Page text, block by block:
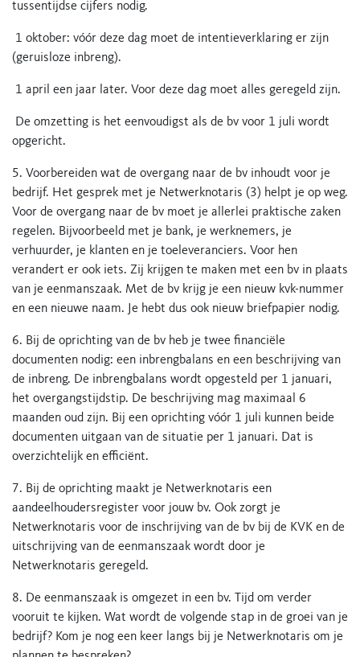
tussentijdse cijfers nodig.
1 oktober: vóór deze dag moet de intentieverklaring er zijn
(geruisloze inbreng).
1 april een jaar later. Voor deze dag moet alles geregeld zijn.
De omzetting is het eenvoudigst als de bv voor 1 juli wordt
opgericht.
5. Voorbereiden wat de overgang naar de bv inhoudt voor je
bedrijf. Het gesprek met je Netwerknotaris (3) helpt je op weg.
Voor de overgang naar de bv moet je allerlei praktische zaken
regelen. Bijvoorbeeld met je bank, je werknemers, je
verhuurder, je klanten en je toeleveranciers. Voor hen
verandert er ook iets. Zij krijgen te maken met een bv in plaats
van je eenmanszaak. Met de bv krijg je een nieuw kvk-nummer
en een nieuwe naam. Je hebt dus ook nieuw briefpapier nodig.
6. Bij de oprichting van de bv heb je twee financiële
documenten nodig: een inbrengbalans en een beschrijving van
de inbreng. De inbrengbalans wordt opgesteld per 1 januari,
het overgangstijdstip. De beschrijving mag maximaal 6
maanden oud zijn. Bij een oprichting vóór 1 juli kunnen beide
documenten uitgaan van de situatie per 1 januari. Dat is
overzichtelijk en efficiënt.
7. Bij de oprichting maakt je Netwerknotaris een
aandeelhoudersregister voor jouw bv. Ook zorgt je
Netwerknotaris voor de inschrijving van de bv bij de KVK en de
uitschrijving van de eenmanszaak wordt door je
Netwerknotaris geregeld.
8. De eenmanszaak is omgezet in een bv. Tijd om verder
vooruit te kijken. Wat wordt de volgende stap in de groei van je
bedrijf? Kom je nog een keer langs bij je Netwerknotaris om je